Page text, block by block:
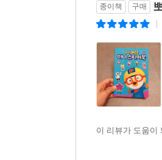
종이책 구매
이 리뷰가 도움이